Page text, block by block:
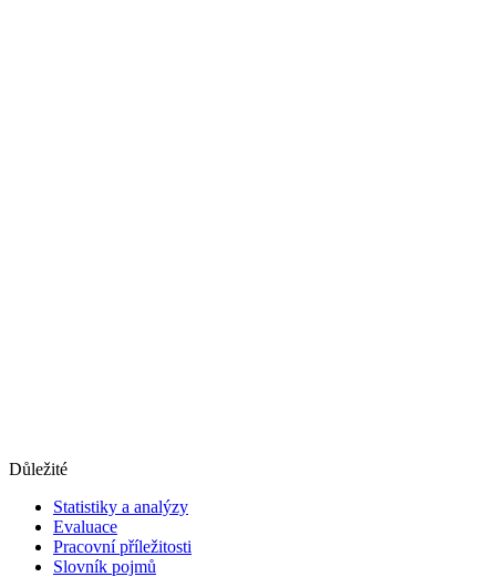
Důležité
Statistiky a analýzy
Evaluace
Pracovní příležitosti
Slovník pojmů